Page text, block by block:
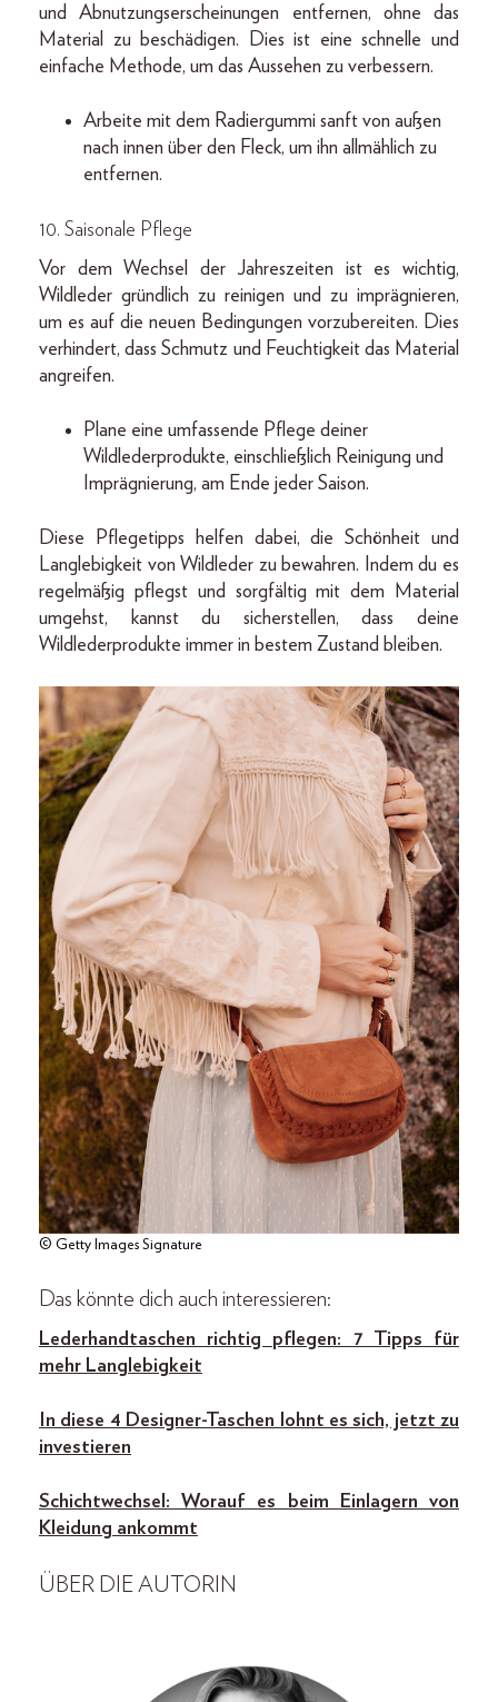
und Abnutzungserscheinungen entfernen, ohne das
Material zu beschädigen. Dies ist eine schnelle und
einfache Methode, um das Aussehen zu verbessern.
Arbeite mit dem Radiergummi sanft von außen
nach innen über den Fleck, um ihn allmählich zu
entfernen.
10. Saisonale Pflege
Vor dem Wechsel der Jahreszeiten ist es wichtig,
Wildleder gründlich zu reinigen und zu imprägnieren,
um es auf die neuen Bedingungen vorzubereiten. Dies
verhindert, dass Schmutz und Feuchtigkeit das Material
angreifen.
Plane eine umfassende Pflege deiner
Wildlederprodukte, einschließlich Reinigung und
Imprägnierung, am Ende jeder Saison.
Diese Pflegetipps helfen dabei, die Schönheit und
Langlebigkeit von Wildleder zu bewahren. Indem du es
regelmäßig pflegst und sorgfältig mit dem Material
umgehst, kannst du sicherstellen, dass deine
Wildlederprodukte immer in bestem Zustand bleiben.
© Getty Images Signature
Das könnte dich auch interessieren:
Lederhandtaschen richtig pflegen: 7 Tipps für
mehr Langlebigkeit
In diese 4 Designer-Taschen lohnt es sich, jetzt zu
investieren
Schichtwechsel: Worauf es beim Einlagern von
Kleidung ankommt
ÜBER DIE AUTORIN